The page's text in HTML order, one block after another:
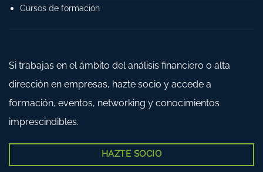
Cursos de formación
Si trabajas en el ámbito del análisis financiero o alta
dirección en empresas, hazte socio y accede a
formación, eventos, networking y conocimientos
imprescindibles.
HAZTE SOCIO